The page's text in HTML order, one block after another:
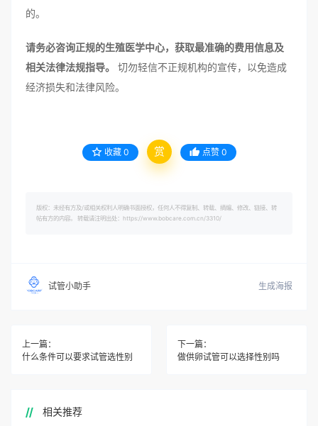
的。
请务必咨询正规的生殖医学中心，获取最准确的费用信息及
相关法律法规指导。
切勿轻信不正规机构的宣传，以免造成
经济损失和法律风险。
收藏 0 赏 点赞 0
版权：未经有方及/或相关权利人明确书面授权，任何人不得复制、转载、摘编、修改、链接、转
帖有方的内容。 转载请注明出处：https://www.bobcare.com.cn/3310/
试管小助手 生成海报
上一篇：
什么条件可以要求试管选性别
下一篇：
做供卵试管可以选择性别吗
相关推荐